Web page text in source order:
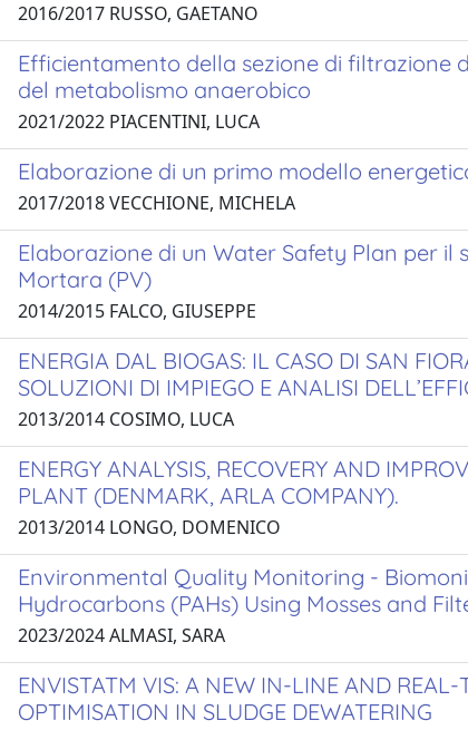
2016/2017 RUSSO, GAETANO
Efficientamento della sezione di filtrazione
del metabolismo anaerobico
2021/2022 PIACENTINI, LUCA
Elaborazione di un primo modello
2017/2018 VECCHIONE, MICHELA
Elaborazione di un Water Safety Plan per
Mortara (PV)
2014/2015 FALCO, GIUSEPPE
ENERGIA DAL BIOGAS: IL CASO DI SAN
SOLUZIONI DI IMPIEGO E ANALISI
2013/2014 COSIMO, LUCA
ENERGY ANALYSIS, RECOVERY AND
PLANT (DENMARK, ARLA COMPANY).
2013/2014 LONGO, DOMENICO
Environmental Quality Monitoring -
Hydrocarbons (PAHs) Using Mosses and
2023/2024 ALMASI, SARA
ENVISTATM VIS: A NEW IN-LINE AND REAL-
OPTIMISATION IN SLUDGE DEWATERING